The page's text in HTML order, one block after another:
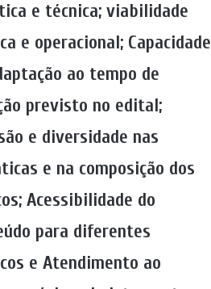
e técnica; viabilidade
e operacional; Capacidade
ao tempo de
previsto no edital;
e diversidade nas
e na composição dos
Acessibilidade do
para diferentes
e Atendimento ao